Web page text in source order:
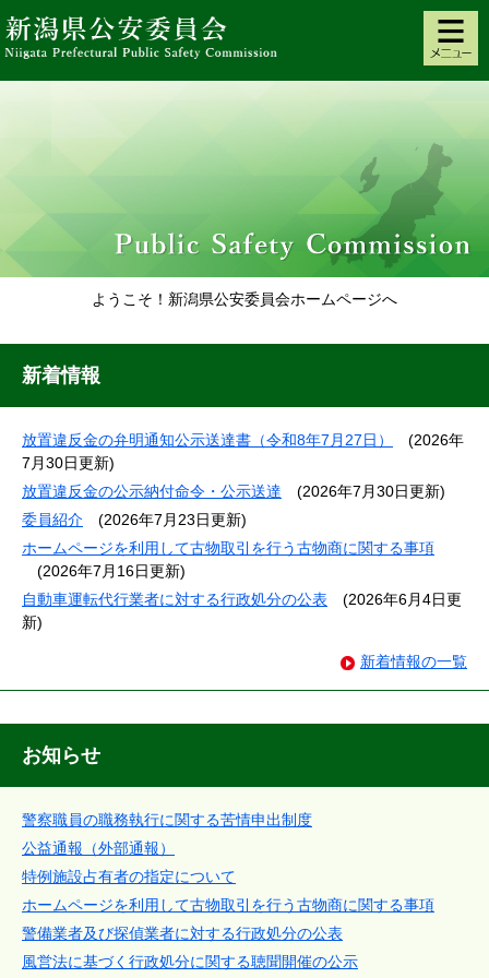
ー
ジ
の
ニ
ュ
ー
文
へ
文
新
潟
県
公
安
委
員
ト
ッ
プ
ペ
ー
ジ
新着情報
放置違反金の弁明通知公示送達書（令和8年7月27日）
(2026年
7月30日更新)
放置違反金の公示納付命令・公示送達
(2026年7月30日更新)
委員紹介
(2026年7月23日更新)
ホームページを利用して古物取引を行う古物商に関する事項
(2026年7月16日更新)
自動車運転代行業者に対する行政処分の公表
(2026年6月4日更
新)
新着情報の一覧
お知らせ
警察職員の職務執行に関する苦情申出制度
公益通報（外部通報）
特例施設占有者の指定について
ホームページを利用して古物取引を行う古物商に関する事項
警備業者及び探偵業者に対する行政処分の公表
風営法に基づく行政処分に関する聴聞開催の公示